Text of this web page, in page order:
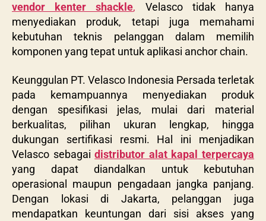
vendor kenter shackle, Velasco tidak hanya
menyediakan produk, tetapi juga memahami
kebutuhan teknis pelanggan dalam memilih
komponen yang tepat untuk aplikasi anchor chain.
Keunggulan PT. Velasco Indonesia Persada terletak
pada kemampuannya menyediakan produk
dengan spesifikasi jelas, mulai dari material
berkualitas, pilihan ukuran lengkap, hingga
dukungan sertifikasi resmi. Hal ini menjadikan
Velasco sebagaidistributor alat kapal terpercaya
yang dapat diandalkan untuk kebutuhan
operasional maupun pengadaan jangka panjang.
Dengan lokasi di Jakarta, pelanggan juga
mendapatkan keuntungan dari sisi akses yang